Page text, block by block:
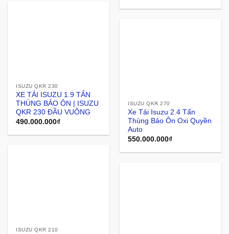
ISUZU QKR 230
XE TẢI ISUZU 1.9 TẤN
THÙNG BẢO ÔN | ISUZU
QKR 230 ĐẦU VUÔNG
490.000.000₫
ISUZU QKR 270
Xe Tải Isuzu 2.4 Tấn
Thùng Bảo Ôn Oxi Quyền
Auto
550.000.000₫
ISUZU QKR 210